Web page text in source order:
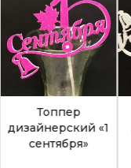
Топпер
дизайнерский «1
сентября»